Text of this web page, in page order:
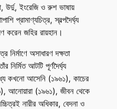
উর্দু, ইংরেজি ও রুশ ভাষায়
প্রামাণ্যচিত্র, স্বল্পদৈর্ঘ্য
করেন জহির রায়হান।
নির্মাণে অসাধারণ দক্ষতা
নির্মিত আটটি পূর্ণদৈর্ঘ্য
কখনো আসেনি (১৯৬১), কাচের
আনোয়ারা (১৯৬১), জীবন থেকে
নারীর অধিকার, বেদনা ও